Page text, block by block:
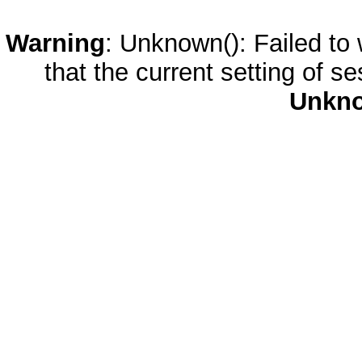
Warning: Unknown(): Failed
that the current setting of